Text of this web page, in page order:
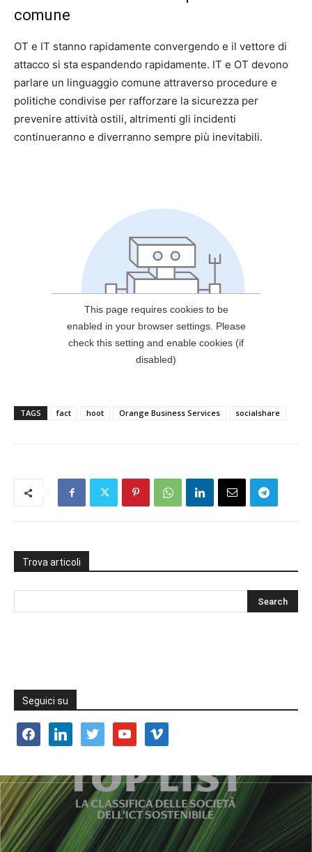
comune
OT e IT stanno rapidamente convergendo e il vettore di
attacco si sta espandendo rapidamente. IT e OT devono
parlare un linguaggio comune attraverso procedure e
politiche condivise per rafforzare la sicurezza per
prevenire attività ostili, altrimenti gli incidenti
continueranno e diverranno sempre più inevitabili.
TAGS fact hoot Orange Business Services socialshare
Trova articoli
Seguici su
facebooklinkedin twitter youtube vimeo